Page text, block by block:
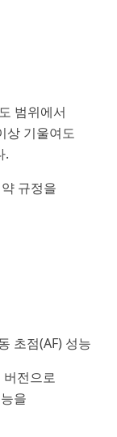
범위에서
상 기울여도
.
규정을
초점(AF) 성능
버전으로
을